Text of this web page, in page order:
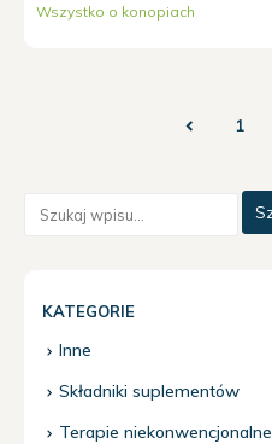
Wszystko o konopiach
1
KATEGORIE
Inne
Składniki suplementów
Terapie niekonwencjonalne